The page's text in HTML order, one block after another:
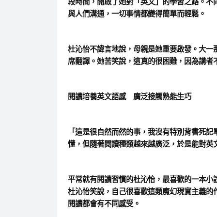
段時間，開啟了她對「英文」的學習之路。
與人們溝通，一切事情都變得簡單而輕鬆。
杜沁怡不諱言地說，母親是她重要啟發。大
席翻譯。她苦笑說，這真的很困難，因為講
閱讀培養英文語感 廣泛接觸熟能生巧
「這是很自然而然的事，我沒有特別背書死
懂，但隨著閱讀種類越來越廣泛，於是能對英
平常就有閱讀習慣的杜沁怡，最喜歡的一本小
杜沁怡笑說，自己很喜歡這類魔幻現實主義的
閱讀都會有不同感受。